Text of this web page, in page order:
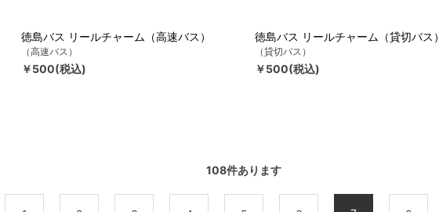
徳島バス リールチャーム（高速バス）
（高速バス）
￥500(税込)
徳島バス リールチャーム（貸切バス）
（貸切バス）
￥500(税込)
108件あります